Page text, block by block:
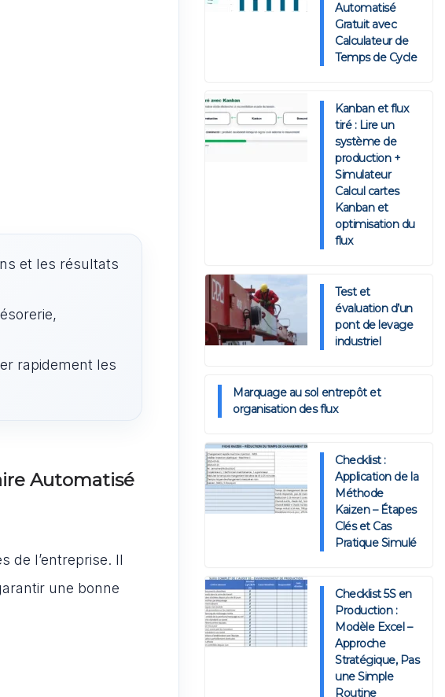
et les résultats
rapidement les
Automatisé
de l’entreprise. Il
une bonne
Automatisé
Gratuit avec
Calculateur de
Temps de Cycle
Kanban et flux
tiré : Lire un
système de
production +
Simulateur
Calcul cartes
Kanban et
optimisation du
flux
Test et
évaluation d’un
pont de levage
industriel
Marquage au sol entrepôt et
organisation des flux
Checklist :
Application de la
Méthode
Kaizen – Étapes
Clés et Cas
Pratique Simulé
Checklist 5S en
Production :
Modèle Excel –
Approche
Stratégique, Pas
une Simple
Routine